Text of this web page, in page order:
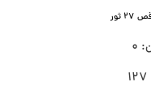
۲۷ ثور
0
127